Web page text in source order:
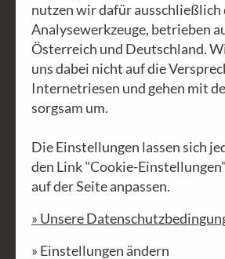
nutzen wir dafür
Analysewerkzeuge, betrieben
Österreich und Deutschland.
uns dabei nicht auf die
Internetriesen und gehen mit
sorgsam um.
Die Einstellungen lassen sich
den Link "Cookie-
auf der Seite anpassen.
» Unsere
» Einstellungen ändern